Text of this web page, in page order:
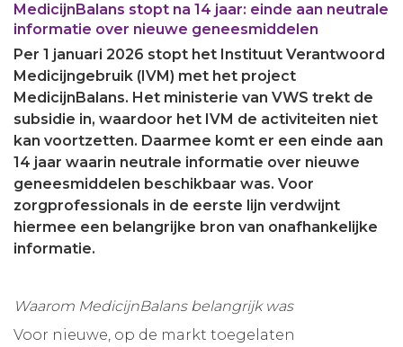
MedicijnBalans stopt na 14 jaar: einde aan neutrale
informatie over nieuwe geneesmiddelen
Per 1 januari 2026 stopt het Instituut Verantwoord
Medicijngebruik (IVM) met het project
MedicijnBalans. Het ministerie van VWS trekt de
subsidie in, waardoor het IVM de activiteiten niet
kan voortzetten. Daarmee komt er een einde aan
14 jaar waarin neutrale informatie over nieuwe
geneesmiddelen beschikbaar was. Voor
zorgprofessionals in de eerste lijn verdwijnt
hiermee een belangrijke bron van onafhankelijke
informatie.
Waarom MedicijnBalans belangrijk was
Voor nieuwe, op de markt toegelaten